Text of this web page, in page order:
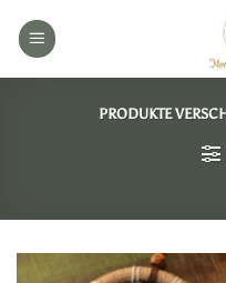
Inhalt
PRODUKTE